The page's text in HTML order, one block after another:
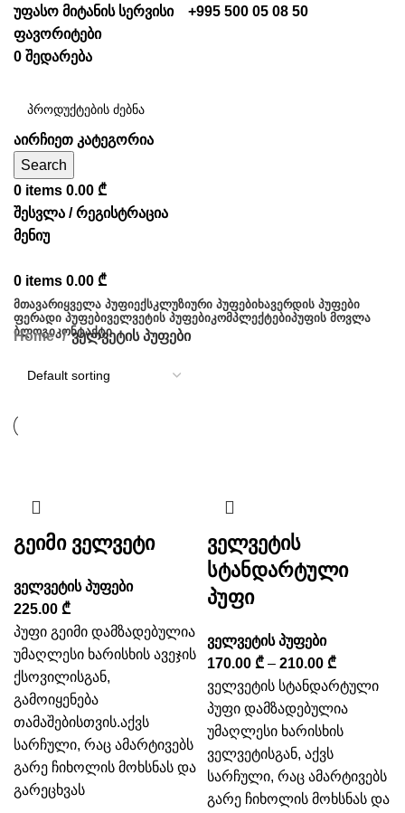
უფასო მიტანის სერვისი +995 500 05 08 50
ფავორიტები
0 შედარება
აირჩიეთ კატეგორია
Search
0 items 0.00 ₾
შესვლა / რეგისტრაცია
მენიუ
0 items 0.00 ₾
ᲛᲗᲐᲕᲐᲠᲘᲧᲕᲔᲚᲐ ᲞᲣᲤᲘᲔᲥᲡᲙᲚᲣᲖᲘᲣᲠᲘ ᲞᲣᲤᲔᲑᲘᲮᲐᲕᲔᲠᲓᲘᲡ ᲞᲣᲤᲔᲑᲘ
ᲤᲔᲠᲐᲓᲘ ᲞᲣᲤᲔᲑᲘᲕᲔᲚᲕᲔᲢᲘᲡ ᲞᲣᲤᲔᲑᲘᲙᲝᲛᲞᲚᲔᲥᲢᲔᲑᲘᲞᲣᲤᲘᲡ ᲛᲝᲕᲚᲐ
ᲑᲚᲝᲒᲘᲙᲝᲜᲢᲐᲥᲢᲘ
Home ველვეტის პუფები
გეიმი ველვეტი
ველვეტის პუფები
225.00 ₾
პუფი გეიმი დამზადებულია
უმაღლესი ხარისხის ავეჯის
ქსოვილისგან,
გამოიყენება
თამაშებისთვის.აქვს
სარჩული, რაც ამარტივებს
გარე ჩიხოლის მოხსნას და
გარეცხვას
ველვეტის
სტანდარტული
პუფი
ველვეტის პუფები
170.00 ₾ – 210.00 ₾
ველვეტის სტანდარტული
პუფი დამზადებულია
უმაღლესი ხარისხის
ველვეტისგან, აქვს
სარჩული, რაც ამარტივებს
გარე ჩიხოლის მოხსნას და